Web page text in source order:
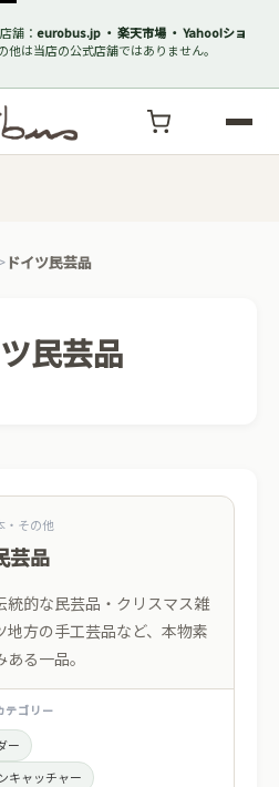
舗： eurobus.jp ・ 楽天市場 ・ Yahoo!ショ
他は当店の公式店舗ではありません。
ドイツ民芸品
民芸品
その他
芸品
統的な民芸品・クリスマス雑
地方の手工芸品など、本物素
る一品。
テゴリー
ー
キャッチャー